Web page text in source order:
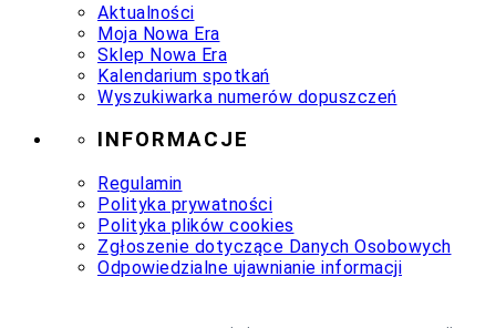
Aktualności
Moja Nowa Era
Sklep Nowa Era
Kalendarium spotkań
Wyszukiwarka numerów dopuszczeń
INFORMACJE
Regulamin
Polityka prywatności
Polityka plików cookies
Zgłoszenie dotyczące Danych Osobowych
Odpowiedzialne ujawnianie informacji